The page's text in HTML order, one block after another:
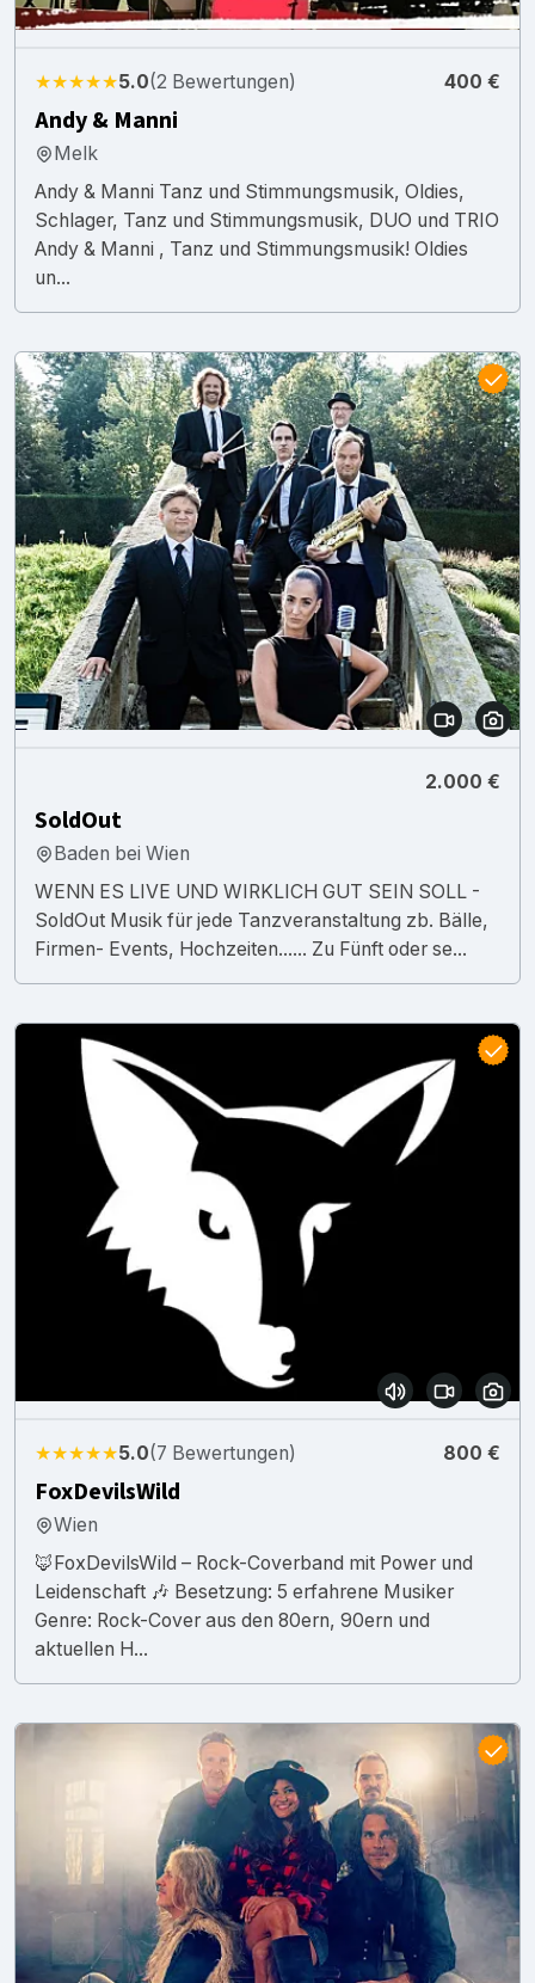
★★★★★5.0(2 Bewertungen) 400 €
Andy & Manni
Melk
Andy & Manni Tanz und Stimmungsmusik, Oldies,
Schlager, Tanz und Stimmungsmusik, DUO und TRIO
Andy & Manni , Tanz und Stimmungsmusik! Oldies
un...
2.000 €
SoldOut
Baden bei Wien
WENN ES LIVE UND WIRKLICH GUT SEIN SOLL -
SoldOut Musik für jede Tanzveranstaltung zb. Bälle,
Firmen- Events, Hochzeiten...... Zu Fünft oder se...
★★★★★5.0(7 Bewertungen) 800 €
FoxDevilsWild
Wien
🦊FoxDevilsWild – Rock-Coverband mit Power und
Leidenschaft 🎶 Besetzung: 5 erfahrene Musiker
Genre: Rock-Cover aus den 80ern, 90ern und
aktuellen H...